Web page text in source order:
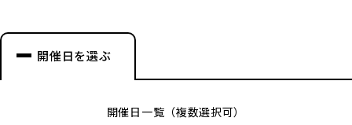
開催日を選ぶ
開催日一覧（複数選択可）